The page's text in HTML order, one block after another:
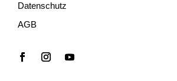
Datenschutz
AGB